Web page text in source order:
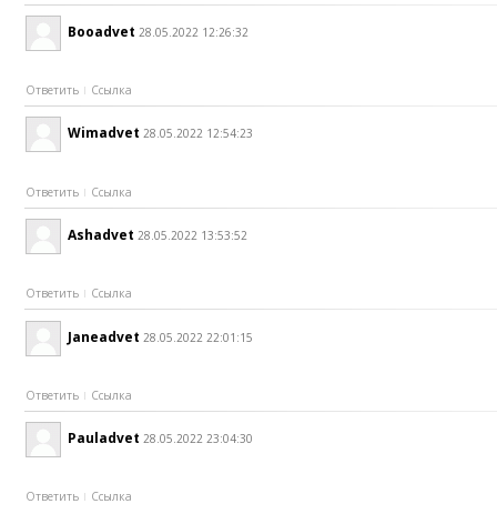
Booadvet 28.05.2022 12:26:32
Ответить Ссылка
Wimadvet 28.05.2022 12:54:23
Ответить Ссылка
Ashadvet 28.05.2022 13:53:52
Ответить Ссылка
Janeadvet 28.05.2022 22:01:15
Ответить Ссылка
Pauladvet 28.05.2022 23:04:30
Ответить Ссылка